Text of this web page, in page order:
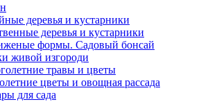
деревья и кустарники
деревья и кустарники
формы. Садовый бонсай
живой изгороди
травы и цветы
цветы и овощная рассада
для сада